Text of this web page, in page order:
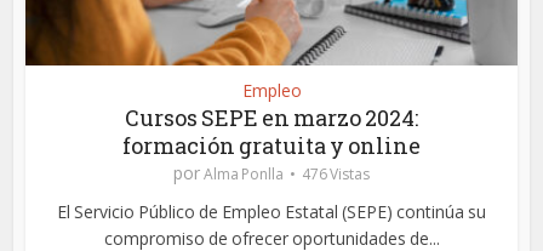
Empleo
Cursos SEPE en marzo 2024:
formación gratuita y online
porAlma Ponlla 476 Vistas
El Servicio Público de Empleo Estatal (SEPE) continúa su
compromiso de ofrecer oportunidades de...